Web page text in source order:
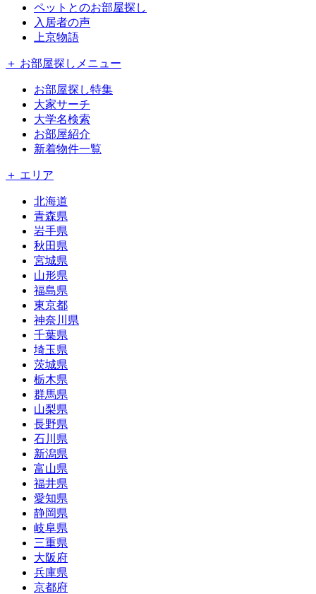
ペットとのお部屋探し
入居者の声
上京物語
＋ お部屋探しメニュー
お部屋探し特集
大家サーチ
大学名検索
お部屋紹介
新着物件一覧
＋ エリア
北海道
青森県
岩手県
秋田県
宮城県
山形県
福島県
東京都
神奈川県
千葉県
埼玉県
茨城県
栃木県
群馬県
山梨県
長野県
石川県
新潟県
富山県
福井県
愛知県
静岡県
岐阜県
三重県
大阪府
兵庫県
京都府